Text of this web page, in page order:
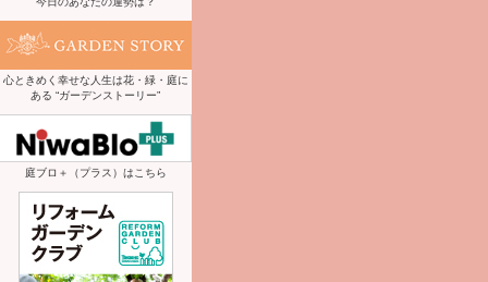
心ときめく幸せな人生は花・緑・庭に
ある “ガーデンストーリー”
庭ブロ＋（プラス）はこちら